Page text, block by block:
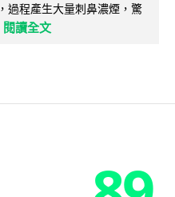
過程產生大量刺鼻濃煙，驚
閱讀全文